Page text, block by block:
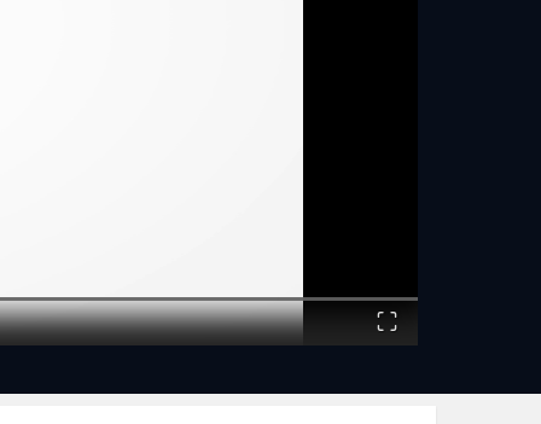
What is a Heart Attack -
https://www.youtube.com/watch?v=P3sqNkZ6A9w
What causes a Heart Attack -